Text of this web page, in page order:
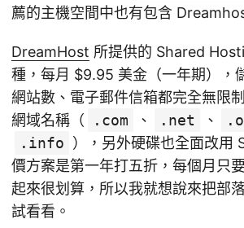
薦的主機空間中也有包含
DreamHost 所提供的 Shared
種，每月 $9.95 美金（一年期），
網站數、電子郵件信箱都完全無限
網域名稱（
.com 、 .net 、
.info ），另外硬碟也全面改用
價方案是第一年打五折，每個月只
起來很划算，所以我就想說來把部
試看看。